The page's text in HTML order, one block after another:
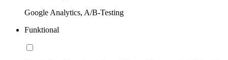
Google Analytics, A/B-Testing
Funktional